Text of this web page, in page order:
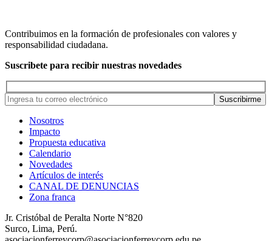
Contribuimos en la formación de profesionales con valores y
responsabilidad ciudadana.
Suscribete para recibir nuestras novedades
Nosotros
Impacto
Propuesta educativa
Calendario
Novedades
Artículos de interés
CANAL DE DENUNCIAS
Zona franca
Jr. Cristóbal de Peralta Norte N°820
Surco, Lima, Perú.